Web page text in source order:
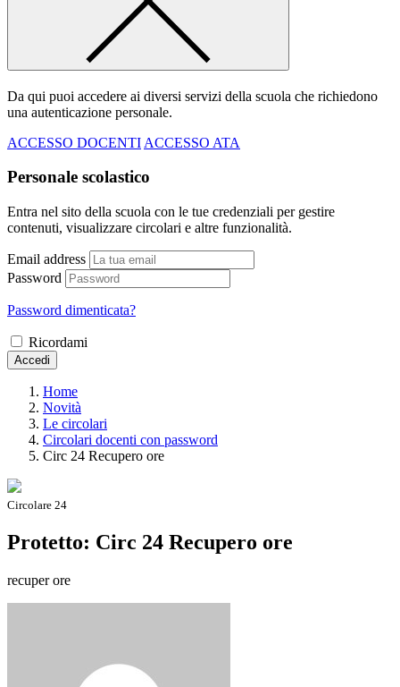
Da qui puoi accedere ai diversi servizi della scuola che richiedono
una autenticazione personale.
ACCESSO DOCENTI ACCESSO ATA
Personale scolastico
Entra nel sito della scuola con le tue credenziali per gestire
contenuti, visualizzare circolari e altre funzionalità.
Email address
Password
Password dimenticata?
Ricordami
Accedi
Home
Novità
Le circolari
Circolari docenti con password
Circ 24 Recupero ore
Circolare 24
Protetto: Circ 24 Recupero ore
recuper ore